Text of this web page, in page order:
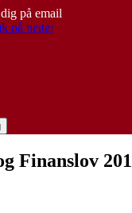
på email
Finanslov